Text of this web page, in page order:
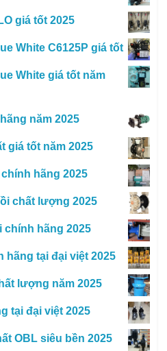
giá tốt 2025
White C6125P giá tốt
White giá tốt năm
năm 2025
giá tốt năm 2025
hãng 2025
chất lượng 2025
chính hãng 2025
hãng tại đại việt 2025
lượng năm 2025
tại đại việt 2025
OBL siêu bền 2025